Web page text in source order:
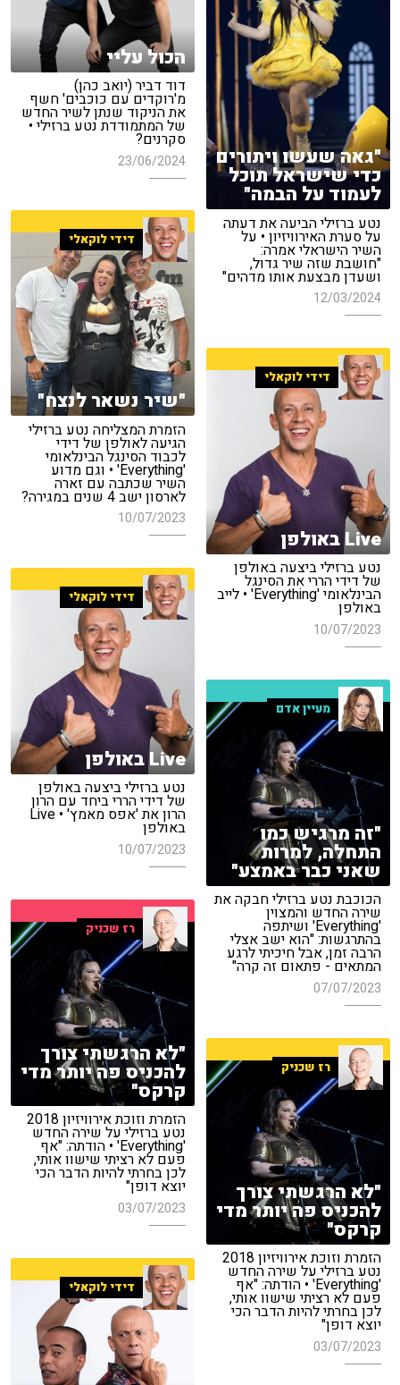
הכול עליי
דוד דביר (יואב כהן)
מ'רוקדים עם כוכבים' חשף
את הניקוד שנתן לשיר החדש
של המתמודדת נטע ברזילי •
סקרנים?
23/06/2024 "גאה שעשו ויתורים
כדי שישראל תוכל
לעמוד על הבמה"
נטע ברזילי הביעה את דעתה
על סערת האירוויזיון • על
השיר הישראלי אמרה:
"חושבת שזה שיר גדול,
ושעדן מבצעת אותו מדהים"
12/03/2024
דידי לוקאלי
"שיר נשאר לנצח"
הזמרת המצליחה נטע ברזילי
הגיעה לאולפן של דידי
לכבוד הסינגל הבינלאומי
'Everything' • וגם מדוע
השיר שכתבה עם זארה
לארסון ישב 4 שנים במגירה?
10/07/2023
דידי לוקאלי
Live באולפן
נטע ברזילי ביצעה באולפן
של דידי הררי את הסינגל
הבינלאומי 'Everything' • לייב
באולפן
10/07/2023
דידי לוקאלי
Live באולפן
נטע ברזילי ביצעה באולפן
של דידי הררי ביחד עם הרון
הרון את 'אפס מאמץ' • Live
באולפן
10/07/2023
מעיין אדם
"זה מרגיש כמו
התחלה, למרות
שאני כבר באמצע"
הכוכבת נטע ברזילי חבקה את
שירה החדש והמצוין
'Everything' ושיתפה
בהתרגשות: "הוא ישב אצלי
הרבה זמן, אבל חיכיתי לרגע
המתאים - פתאום זה קרה"
07/07/2023
רז שכניק
"לא הרגשתי צורך
להכניס פה יותר מדי
קרקס"
הזמרת וזוכת אירוויזיון 2018
נטע ברזילי על שירה החדש
'Everything' • הודתה: "אף
פעם לא רציתי שישוו אותי,
לכן בחרתי להיות הדבר הכי
יוצא דופן"
03/07/2023
רז שכניק
"לא הרגשתי צורך
להכניס פה יותר מדי
קרקס"
הזמרת וזוכת אירוויזיון 2018
נטע ברזילי על שירה החדש
'Everything' • הודתה: "אף
פעם לא רציתי שישוו אותי,
לכן בחרתי להיות הדבר הכי
יוצא דופן"
03/07/2023
דידי לוקאלי